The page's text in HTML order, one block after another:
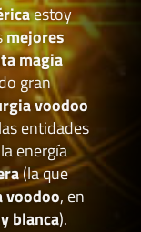
estoy
mejores
magia
gran
voodoo
entidades
energía
(la que
voodoo, en
blanca).